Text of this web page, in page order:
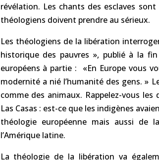
révélation. Les chants des esclaves
théologiens doivent prendre au sérieux.
Les théologiens de la libération
historique des pauvres », publié à la
européens à partie : «En Europe vous
modernité a nié l’humanité des gens. »
comme des animaux. Rappelez-vous
Las Casas : est-ce que les indigènes
théologie européenne mais aussi de
l’Amérique latine.
La théologie de la libération va